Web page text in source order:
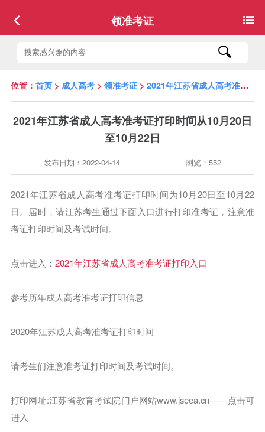
领准考证
位置： 首页> 成人高考> 领准考证> 2021年江苏省成人高考准考证打印时间从10月20日至10月22日
2021年江苏省成人高考准考证打印时间从10月20日
至10月22日
发布日期：2022-04-14 浏览：552
2021年江苏省成人高考准考证打印时间为10月20日至10月22
日。届时，请江苏考生通过下面入口进行打印准考证，注意准
考证打印时间及考试时间。
点击进入： 2021年江苏省成人高考准考证打印入口
参考历年成人高考准考证打印信息
2020年江苏成人高考准考证打印时间
请考生们注意准考证打印时间及考试时间。
打印网址:江苏省教育考试院门户网站www.jseea.cn——点击可
进入